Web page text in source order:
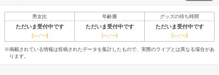
男女比 年齢層 グッズの待ち時間
ただいま受付中です ただいま受付中です ただいま受付中です
[---／---] [---／---] [---／---]
※掲載されている情報は投稿されたデータを集計したもので、実際のライブとは異なる場合があ
ります。